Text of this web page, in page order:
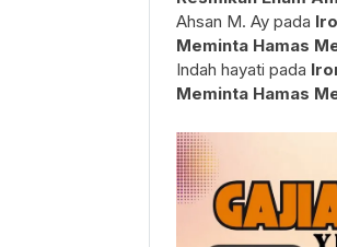
Ahsan M. Ay pada
Meminta Hamas
Indah hayati pada
Meminta Hamas